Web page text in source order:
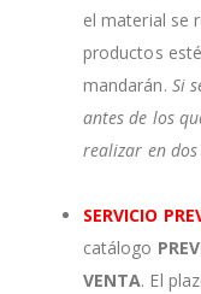
el material se
productos
mandarán. Si
antes de los
realizar en
SERVICIO
catálogo
VENTA. El